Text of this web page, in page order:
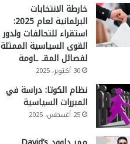
خارطة الانتخابات
البرلمانية لعام 2025:
استقراء للتحالفات ولدور
القوى السياسية الممثلة
لفصائل المقـ ـاومة
30 أكتوبر، 2025
نظام الكوتا: دراسة في
المبررات السياسية
25 أغسطس، 2025